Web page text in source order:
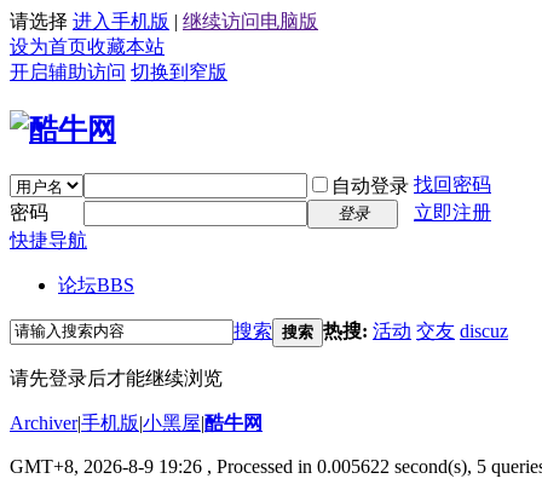
请选择 进入手机版 | 继续访问电脑版
设为首页收藏本站
开启辅助访问 切换到窄版
自动登录 找回密码
密码
登录
立即注册
快捷导航
论坛BBS
搜索 搜索 热搜: 活动 交友 discuz
请先登录后才能继续浏览
Archiver|手机版|小黑屋|酷牛网
GMT+8, 2026-8-9 19:26 , Processed in 0.005622 second(s), 5